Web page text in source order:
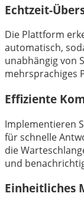
Echtzeit-
Die Plattform
automatisch,
unabhängig von
mehrsprachiges
Effiziente
Implementieren
für schnelle
die
und
Einheitliches